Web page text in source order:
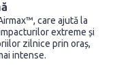
care ajută la
extreme și
zilnice prin oraș,
intense.